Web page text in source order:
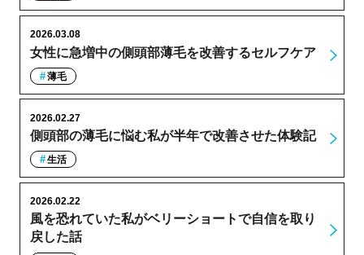
女性に急増中の側頭部薄毛を改善するセルフケア
2026.03.08
薄毛
側頭部の薄毛に悩む私が半年で改善させた体験記
2026.02.27
生活
風を恐れていた私がベリーショートで自信を取り
戻した話
2026.02.22